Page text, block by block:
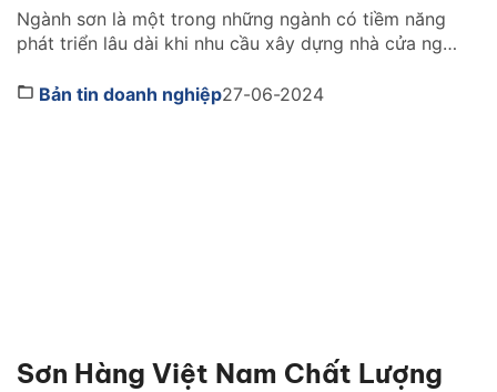
Ngành sơn là một trong những ngành có tiềm năng
phát triển lâu dài khi nhu cầu xây dựng nhà cửa ngày
đem đến cho bạn nguồn lợi nhuận lớn. Vậy điều kiện
Bản tin doanh nghiệp27-06-2024
Sơn Hàng Việt Nam Chất Lượng